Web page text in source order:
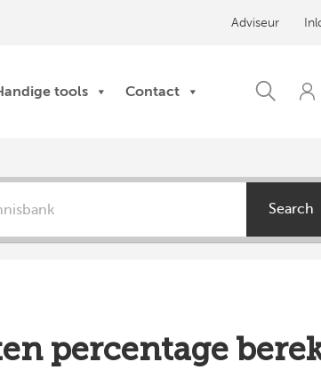
Adviseur
tools Contact
Search
percentage